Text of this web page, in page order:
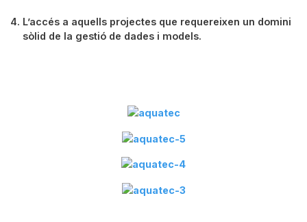
L’accés a aquells projectes que requereixen un domini
sòlid de la gestió de dades i models.